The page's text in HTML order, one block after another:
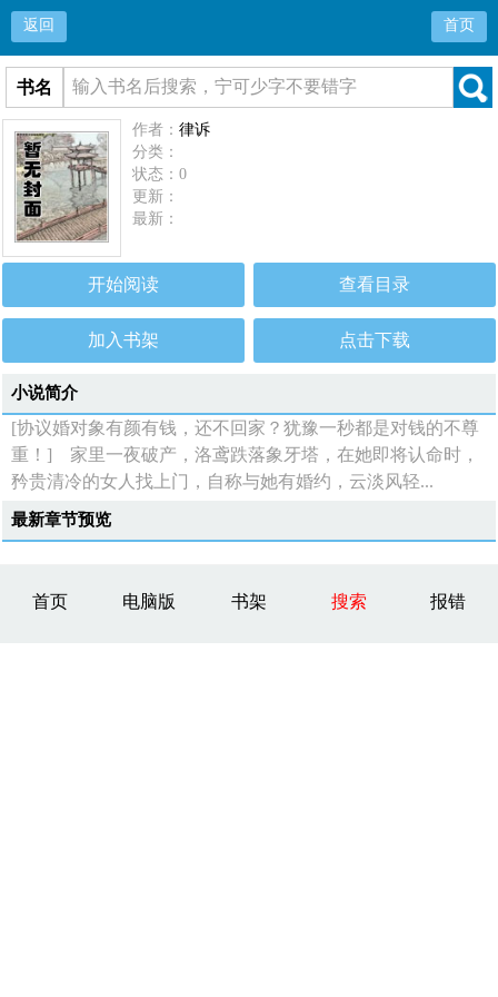
返回 首页
书名
作者：律诉
分类：
状态：0
更新：
最新：
开始阅读 查看目录
加入书架 点击下载
小说简介
[协议婚对象有颜有钱，还不回家？犹豫一秒都是对钱的不尊
重！] 家里一夜破产，洛鸢跌落象牙塔，在她即将认命时，
矜贵清冷的女人找上门，自称与她有婚约，云淡风轻...
最新章节预览
首页 电脑版 书架 搜索 报错